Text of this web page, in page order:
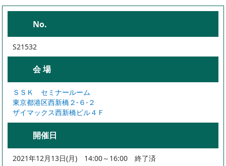
No.
S21532
会 場
ＳＳＫ セミナールーム
東京都港区西新橋２-６-２
ザイマックス西新橋ビル４Ｆ
開催日
2021年12月13日(月) 14:00～16:00 終了済